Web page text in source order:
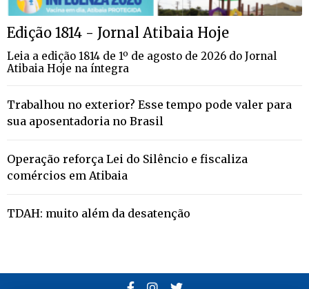
Edição 1814 - Jornal Atibaia Hoje
Leia a edição 1814 de 1º de agosto de 2026 do Jornal
Atibaia Hoje na íntegra
Trabalhou no exterior? Esse tempo pode valer para
sua aposentadoria no Brasil
Operação reforça Lei do Silêncio e fiscaliza
comércios em Atibaia
TDAH: muito além da desatenção